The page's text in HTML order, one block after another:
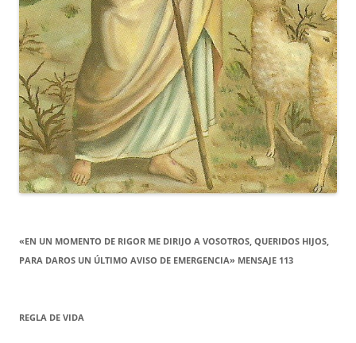
«EN UN MOMENTO DE RIGOR ME DIRIJO A VOSOTROS, QUERIDOS HIJOS,
PARA DAROS UN ÚLTIMO AVISO DE EMERGENCIA» MENSAJE 113
REGLA DE VIDA